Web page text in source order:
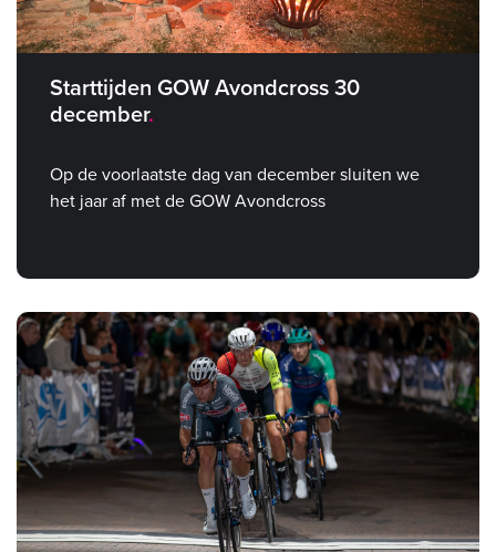
Starttijden GOW Avondcross 30
december
Op de voorlaatste dag van december sluiten we
het jaar af met de GOW Avondcross